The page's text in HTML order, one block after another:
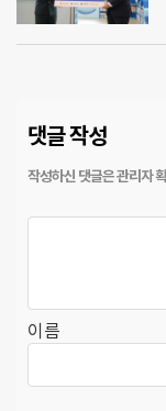
댓글 작성
이름